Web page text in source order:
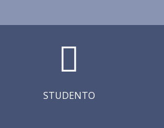
STUDENTO